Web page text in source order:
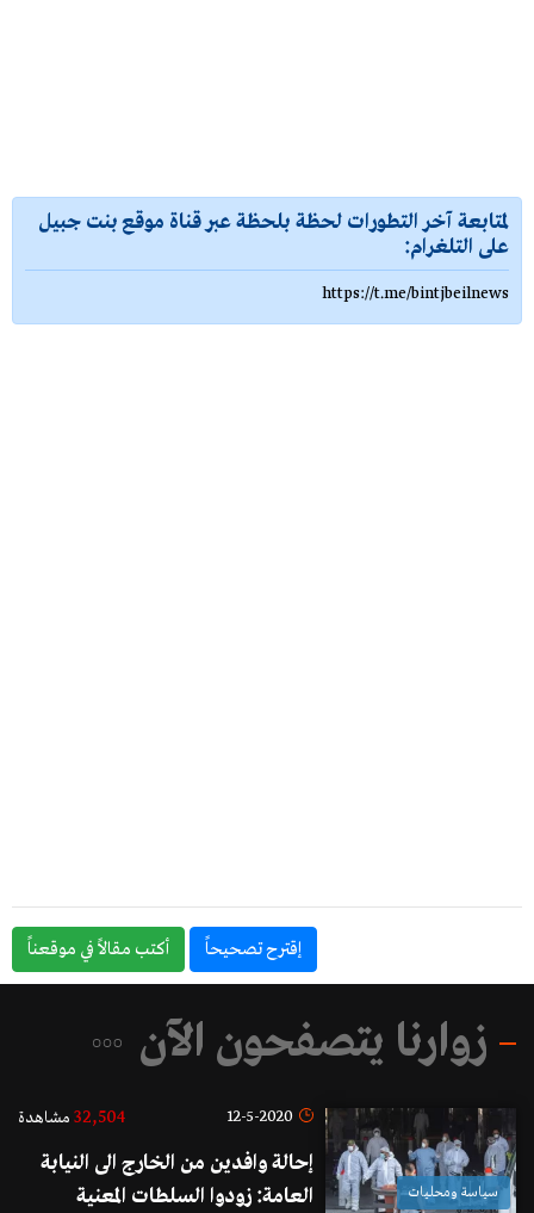
لمتابعة آخر التطورات لحظة بلحظة عبر قناة موقع بنت جبيل
على التلغرام:
https://t.me/bintjbeilnews
إقترح تصحيحاً أكتب مقالاً في موقعناً
زوارنا يتصفحون الآن
سياسة ومحليات
12-5-2020
32,504 مشاهدة
إحالة وافدين من الخارج الى النيابة
العامة: زودوا السلطات المعنية